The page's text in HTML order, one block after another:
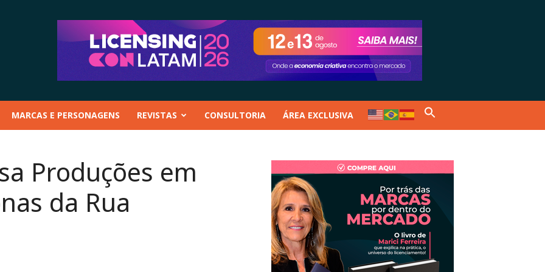
MARCAS E PERSONAGENS REVISTAS CONSULTORIA ÁREA EXCLUSIVA
Produções em
da Rua